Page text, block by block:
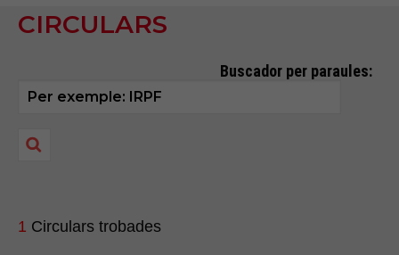
CIRCULARS
Buscador per paraules:
1 Circulars trobades